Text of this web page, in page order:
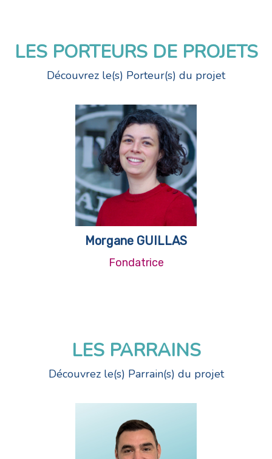
LES PORTEURS DE PROJETS
Découvrez le(s) Porteur(s) du projet
Morgane GUILLAS
Fondatrice
LES PARRAINS
Découvrez le(s) Parrain(s) du projet